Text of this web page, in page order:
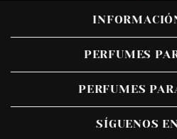
PERFUMES
PERFUMES
SÍGUENOS